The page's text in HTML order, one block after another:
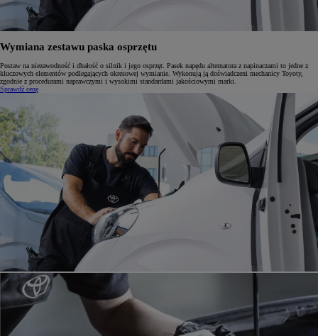
Wymiana zestawu paska osprzętu
Postaw na niezawodność i dbałość o silnik i jego osprzęt. Pasek napędu alternatora z napinaczami to jedne z
kluczowych elementów podlegających okresowej wymianie. Wykonują ją doświadczeni mechanicy Toyoty,
zgodnie z procedurami naprawczymi i wysokimi standardami jakościowymi marki.
Sprawdź cenę